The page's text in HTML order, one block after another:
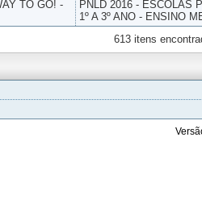
TO GO! -
PNLD 2016 - ESCOLAS
1º A 3º ANO - ENSINO
613 itens